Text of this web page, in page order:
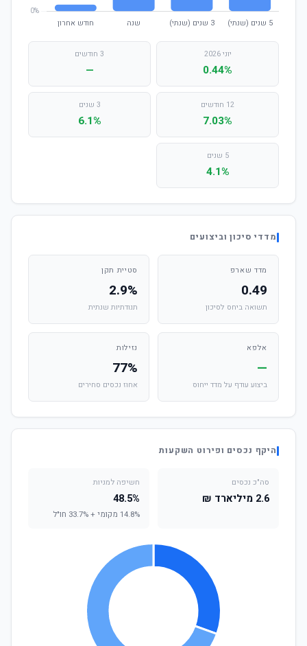
יוני 2026
0.44%
3 חודשים
—
12 חודשים
7.03%
3 שנים
6.1%
5 שנים
4.1%
מדדי סיכון וביצועים
מדד שארפ
0.49
תשואה ביחס לסיכון
סטיית תקן
2.9%
תנודתיות שנתית
אלפא
—
ביצוע עודף על מדד ייחוס
נזילות
77%
אחוז נכסים סחירים
היקף נכסים ופירוט השקעות
סה"כ נכסים
2.6 מיליארד ₪
חשיפה למניות
48.5%
14.8% מקומי + 33.7% חו"ל